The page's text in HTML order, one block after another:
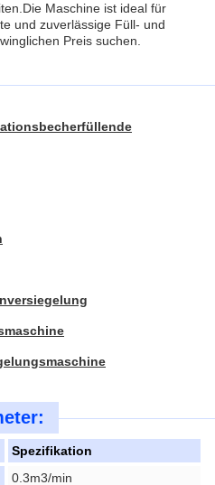
Maschine ist ideal für
und zuverlässige Füll- und
Preis suchen.
Spezifikation
0.3m3/min